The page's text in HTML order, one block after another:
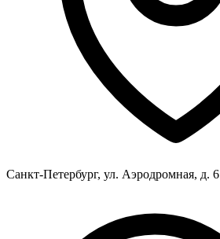
Санкт-Петербург, ул. Аэродромная, д. 6